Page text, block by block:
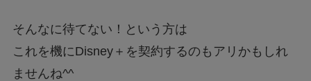
そんなに待てない！という方は
これを機にDisney＋を契約するのもアリかもしれ
ませんね^^